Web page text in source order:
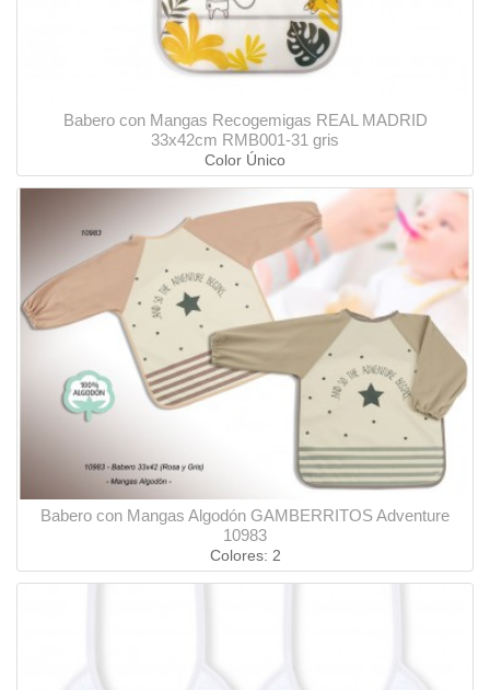
Babero con Mangas Recogemigas REAL MADRID
33x42cm RMB001-31 gris
Color Único
Babero con Mangas Algodón GAMBERRITOS Adventure
10983
Colores: 2